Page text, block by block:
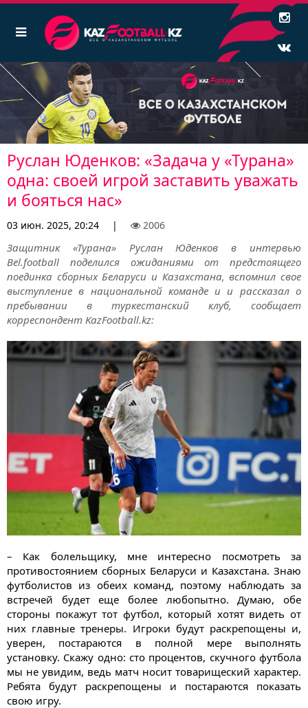
Руслан Юденков: «Задача у «Турана»
одна: своей игрой заставить уважать
и бояться нас»
03 июн. 2025, 20:24 | 2006
Защитник «Турана» Руслан Юденков в интервью
Bel.football поделился ожиданиями от предстоящего
поединка сборных Беларуси и Казахстана, вспомнил свое
выступление в национальной команде и и рассказал о
пребывании в туркестанский клуб, сообщает
корреспондент KazFootball.kz:
– Как болельщику, мне интересно посмотреть за
противостоянием сборных Беларуси и Казахстана. Знаю
футболистов из обеих команд, поэтому наблюдать за
встречей будет еще более любопытно. Думаю, обе
стороны покажут тот футбол, который хотят видеть от
них главные тренеры. Игроки будут раскрепощены и,
уверен, постараются в полной мере выполнять
установку. Скажу одно: сто процентов, скучного футбола
мы не увидим, ведь матч носит товарищеский характер.
Ребята будут раскрепощены и постараются показать
свою игру.